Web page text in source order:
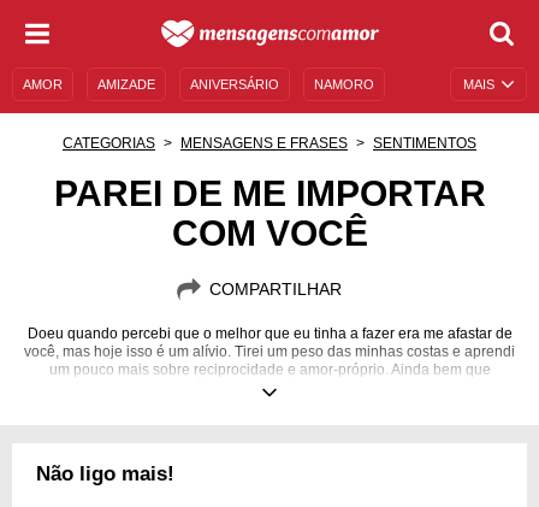
MAIS
AMOR AMIZADE ANIVERSÁRIO NAMORO
MENSAGENS DE ANIVERSÁRIO
CATEGORIAS MENSAGENS E FRASES SENTIMENTOS
PAREI DE ME IMPORTAR
COM VOCÊ
COMPARTILHAR
Doeu quando percebi que o melhor que eu tinha a fazer era me afastar de
você, mas hoje isso é um alívio. Tirei um peso das minhas costas e aprendi
um pouco mais sobre reciprocidade e amor-próprio. Ainda bem que
situações assim nos fazem evoluir.
Não ligo mais!